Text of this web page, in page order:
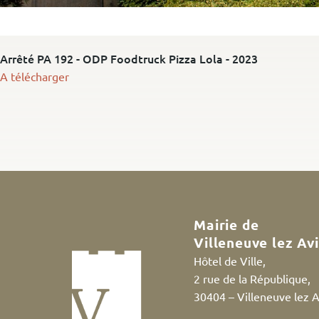
Arrêté PA 192 - ODP Foodtruck Pizza Lola - 2023
A télécharger
Mairie de
Villeneuve lez
Hôtel de Ville,
2 rue de la République,
30404 – Villeneuve lez